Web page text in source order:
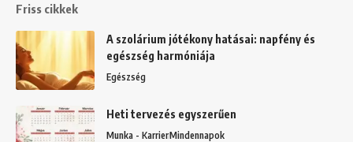
Friss cikkek
A szolárium jótékony hatásai: napfény és
egészség harmóniája
Egészség
Heti tervezés egyszerűen
Munka - KarrierMindennapok